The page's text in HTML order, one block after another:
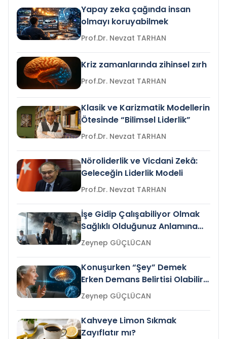
Yapay zeka çağında insan
olmayı koruyabilmek
Prof.Dr. Nevzat TARHAN
Kriz zamanlarında zihinsel zırh
Prof.Dr. Nevzat TARHAN
Klasik ve Karizmatik Modellerin
Ötesinde “Bilimsel Liderlik”
Prof.Dr. Nevzat TARHAN
Nöroliderlik ve Vicdani Zekâ:
Geleceğin Liderlik Modeli
Prof.Dr. Nevzat TARHAN
İşe Gidip Çalışabiliyor Olmak
Sağlıklı Olduğunuz Anlamına
Gelir mi?Zeynep GÜÇLÜCAN
Konuşurken “Şey” Demek
Erken Demans Belirtisi Olabilir
mi?
Zeynep GÜÇLÜCAN
Kahveye Limon Sıkmak
Zayıflatır mı?